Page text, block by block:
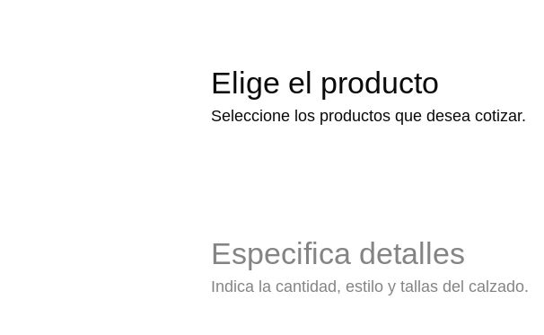
Elige el producto
Seleccione los productos que desea cotizar.
Especifica detalles
Indica la cantidad, estilo y tallas del calzado.